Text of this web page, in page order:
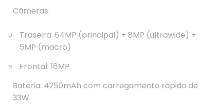
Câmeras:
Traseira: 64MP (principal) + 8MP (ultrawide) +
5MP (macro)
Frontal: 16MP
Bateria: 4250mAh com carregamento rápido de
33W